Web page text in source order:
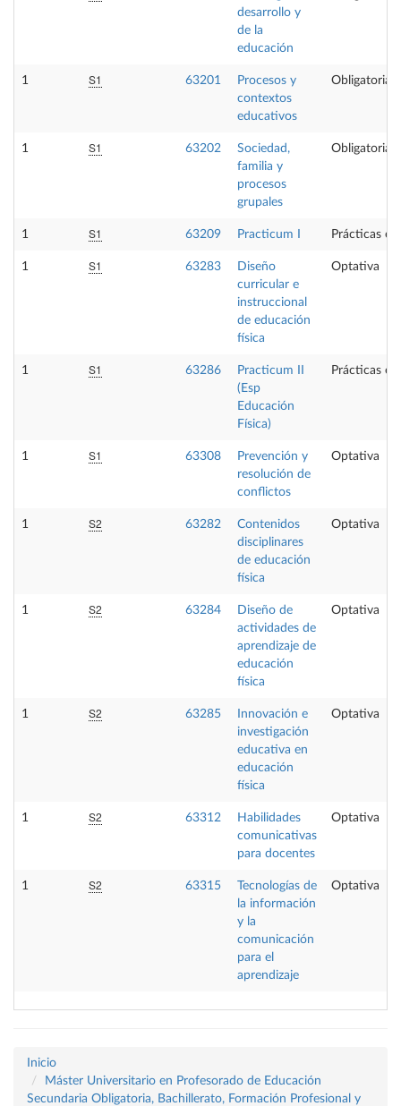
desarrollo y
de la
educación
1 S1 63201
Procesos y
contextos
educativos
Obligatoria
1 S1 63202
Sociedad,
familia y
procesos
grupales
Obligatoria
1 S1 63209 Practicum I Prácticas
1 S1 63283
Diseño
curricular e
instruccional
de educación
física
Optativa
1 S1 63286
Practicum II
(Esp
Educación
Física)
Prácticas
1 S1 63308
Prevención y
resolución de
conflictos
Optativa
1 S2 63282
Contenidos
disciplinares
de educación
física
Optativa
1 S2 63284
Diseño de
actividades de
aprendizaje de
educación
física
Optativa
1 S2 63285
Innovación e
investigación
educativa en
educación
física
Optativa
1 S2 63312
Habilidades
comunicativas
para docentes
Optativa
1 S2 63315
Tecnologías de
la información
y la
comunicación
para el
aprendizaje
Optativa
Inicio
Máster Universitario en Profesorado de Educación
Secundaria Obligatoria, Bachillerato, Formación Profesional y